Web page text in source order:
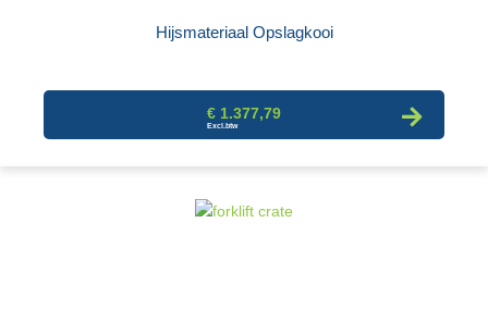
Hijsmateriaal Opslagkooi
€ 1.377,79